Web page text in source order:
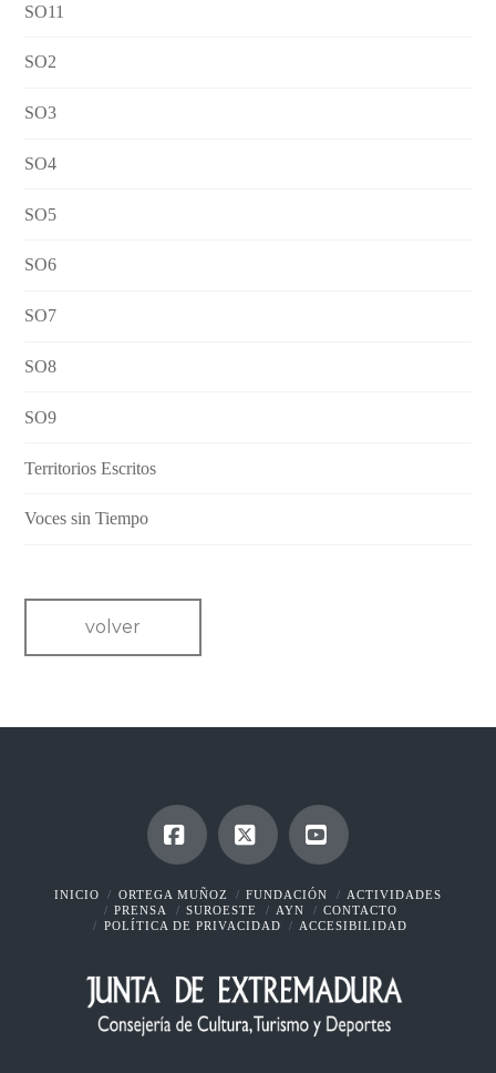
SO11
SO2
SO3
SO4
SO5
SO6
SO7
SO8
SO9
Territorios Escritos
Voces sin Tiempo
volver
Facebook
X YouTube
INICIO ORTEGA MUÑOZ FUNDACIÓN
ACTIVIDADES
PRENSA
SUROESTE AYN
CONTACTO
POLÍTICA DE PRIVACIDAD
ACCESIBILIDAD